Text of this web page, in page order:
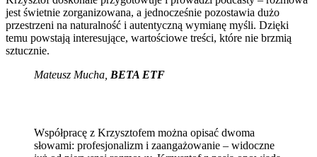
jest świetnie zorganizowana, a jednocześnie pozostawia dużo
przestrzeni na naturalność i autentyczną wymianę myśli. Dzięki
temu powstają interesujące, wartościowe treści, które nie brzmią
sztucznie.
Mateusz Mucha BETA ETF
Współpracę z Krzysztofem można opisać dwoma
słowami: profesjonalizm i zaangażowanie – widoczne